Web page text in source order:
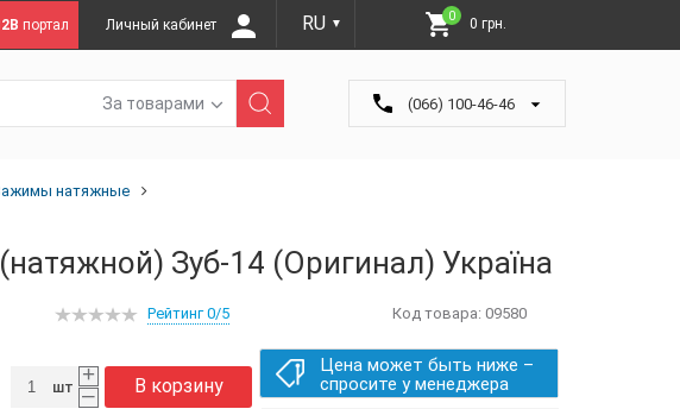
портал Личный кабинет RU ▼
0 0 грн.
За товарами (066) 100-46-46
натяжные
Зуб-14 (Оригинал) Україна
Код товара: 09580
Рейтинг 0/5
+
–
В корзину
шт
Цена может быть ниже –
спросите у менеджера